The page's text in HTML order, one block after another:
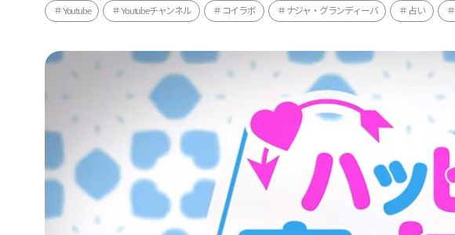
Youtube Youtubeチャンネル コイラボ ナジャ・グランディーバ 占い